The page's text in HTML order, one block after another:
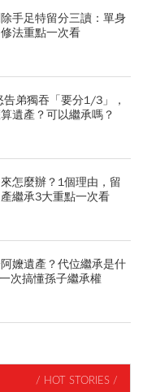
手足特留分三讀：單身
法重點一次看
弟獨吞「要分1/3」，
遺產？可以繼承嗎？
怎麼辦？1個理由，留
繼承3大重點一次看
嬤遺產？代位繼承是什
次搞懂孫子繼承權
/ HOT STORIES /